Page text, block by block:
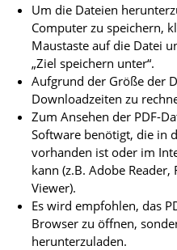
Um die Dateien
Computer zu speichern,
Maustaste auf die Datei
„Ziel speichern unter“.
Aufgrund der Größe der
Downloadzeiten zu
Zum Ansehen der PDF-
Software benötigt, die in
vorhanden ist oder im
kann (z.B. Adobe Reader,
Viewer).
Es wird empfohlen, das
Browser zu öffnen,
herunterzuladen.